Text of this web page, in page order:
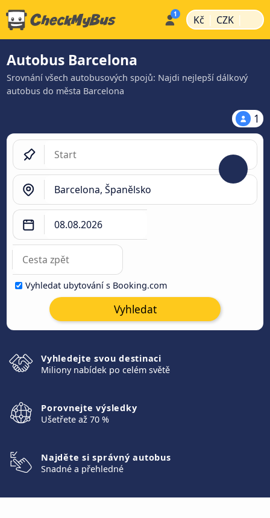
Kč | CZK |
Autobus Barcelona
Srovnání všech autobusových spojů: Najdi nejlepší dálkový
autobus do města Barcelona
1
Vyhledat ubytování s Booking.com
Vyhledat
Vyhledejte svou destinaci
Miliony nabídek po celém světě
Porovnejte výsledky
Ušetřete až 70 %
Najděte si správný autobus
Snadné a přehledné